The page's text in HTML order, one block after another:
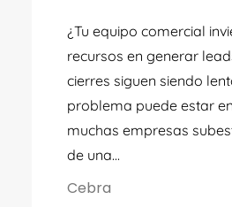
¿Tu equipo comercial
recursos en generar
cierres siguen siendo
problema puede estar
muchas empresas
de una...
Cebra